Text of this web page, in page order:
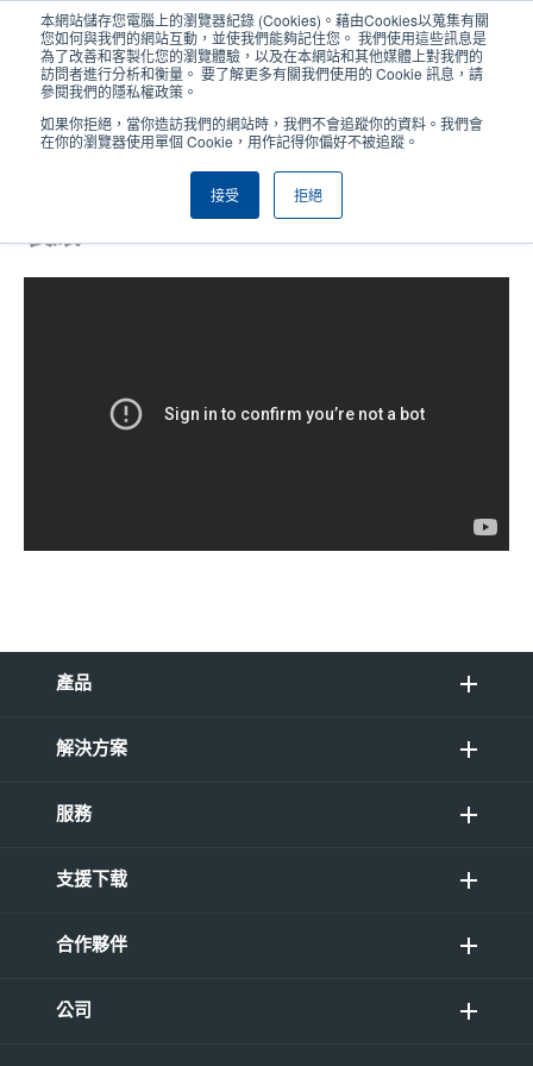
本網站儲存您電腦上的瀏覽器紀錄 (Cookies)。藉由Cookies以蒐集有關
您如何與我們的網站互動，並使我們能夠記住您。 我們使用這些訊息是
為了改善和客製化您的瀏覽體驗，以及在本網站和其他媒體上對我們的
訪問者進行分析和衡量。 要了解更多有關我們使用的 Cookie 訊息，請
參閱我們的隱私權政策。
如果你拒絕，當你造訪我們的網站時，我們不會追蹤你的資料。我們會
在你的瀏覽器使用單個 Cookie，用作記得你偏好不被追蹤。
接受 拒絕
User
menu
User
Header
DA220系列: 無底紙裁刀(優化版)模式
裝紙
產品
解決方案
服務
支援下载
合作夥伴
公司